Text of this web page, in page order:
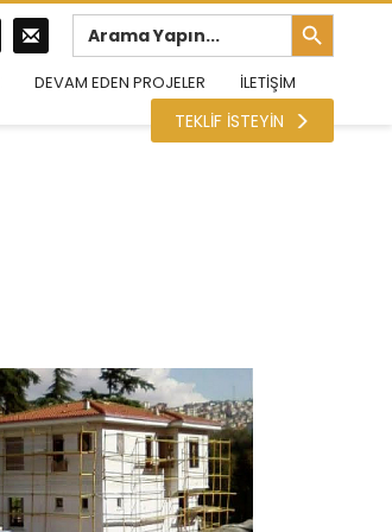
Search
for:
Search Button
DEVAM EDEN PROJELER İLETİŞİM
TEKLİF İSTEYİN